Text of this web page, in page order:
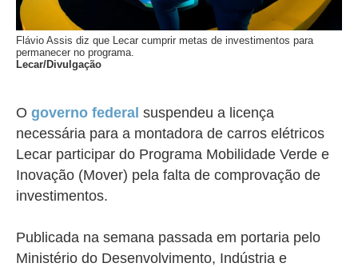
Flávio Assis diz que Lecar cumprir metas de investimentos para
permanecer no programa.
Lecar/Divulgação
O governo federal suspendeu a licença
necessária para a montadora de carros elétricos
Lecar participar do Programa Mobilidade Verde e
Inovação (Mover) pela falta de comprovação de
investimentos.
Publicada na semana passada em portaria pelo
Ministério do Desenvolvimento, Indústria e